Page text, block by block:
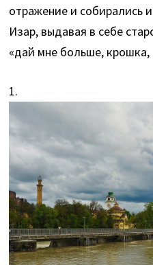
отражение и собирались
Изар, выдавая в себе
«дай мне больше, крошка,
1.